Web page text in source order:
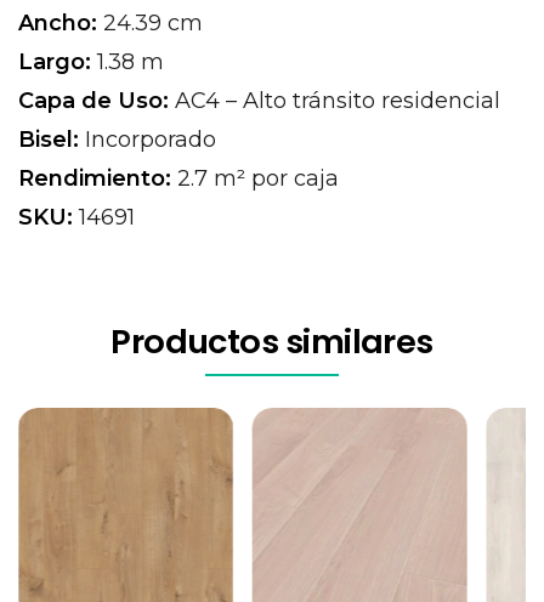
Ancho: 24.39 cm
Largo: 1.38 m
Capa de Uso: AC4 – Alto tránsito residencial
Bisel: Incorporado
Rendimiento: 2.7 m² por caja
SKU: 14691
Productos similares